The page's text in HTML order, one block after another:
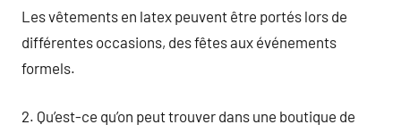
Les vêtements en latex peuvent être portés lors de
différentes occasions, des fêtes aux événements
formels.
2. Qu’est-ce qu’on peut trouver dans une boutique de